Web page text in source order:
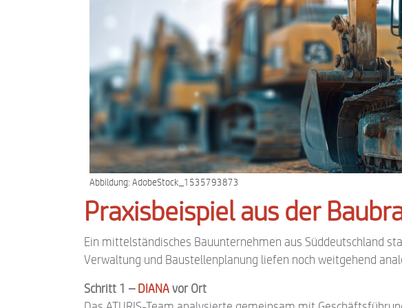
Abbildung: AdobeStock_1535793873
Praxisbeispiel aus der
Ein mittelständisches Bauunternehmen aus Süddeutschland
Verwaltung und Baustellenplanung liefen noch weitgehend
Schritt 1 – DIANA vor Ort